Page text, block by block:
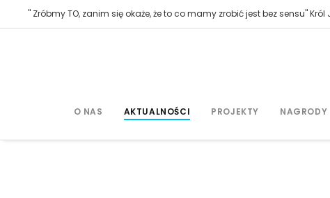
" Zróbmy TO, zanim się okaże, że to co mamy zrobić jest bez sensu" Król
O NAS AKTUALNOŚCI PROJEKTY NAGRODY